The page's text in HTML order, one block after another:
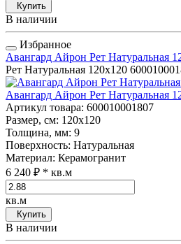
Купить
В наличии
Избранное
Авангард Айрон Рет Натуральная
Рет Натуральная 120x120
Авангард Айрон Рет Натуральная
Артикул товара: 600010001807
Размер, см: 120x120
Толщина, мм: 9
Поверхность: Натуральная
Материал: Керамогранит
6 240 ₽ * кв.м
кв.м
Купить
В наличии